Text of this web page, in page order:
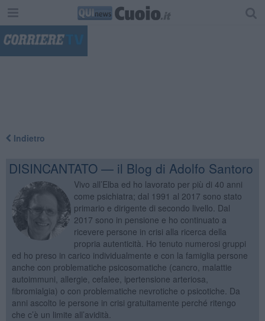
Indietro
DISINCANTATO — il Blog di Adolfo Santoro
Vivo all’Elba ed ho lavorato per più di 40 anni
come psichiatra; dal 1991 al 2017 sono stato
primario e dirigente di secondo livello. Dal
2017 sono in pensione e ho continuato a
ricevere persone in crisi alla ricerca della
propria autenticità. Ho tenuto numerosi gruppi
ed ho preso in carico individualmente e con la famiglia persone
anche con problematiche psicosomatiche (cancro, malattie
autoimmuni, allergie, cefalee, ipertensione arteriosa,
fibromialgia) o con problematiche nevrotiche o psicotiche. Da
anni ascolto le persone in crisi gratuitamente perché ritengo
che c’è un limite all’avidità.